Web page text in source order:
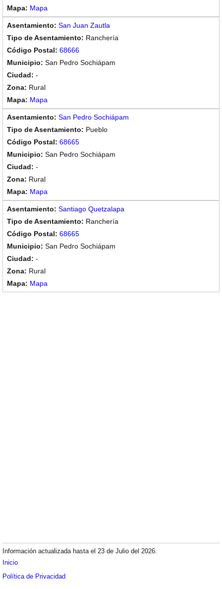
Mapa
San Juan Zautla
Ranchería
68666
San Pedro Sochiápam
-
Rural
Mapa
San Pedro Sochiápam
Pueblo
68665
San Pedro Sochiápam
-
Rural
Mapa
Santiago Quetzalapa
Ranchería
68665
San Pedro Sochiápam
-
Rural
Mapa
Información actualizada hasta el 23 de Julio del 2026.
Inicio
Política de Privacidad